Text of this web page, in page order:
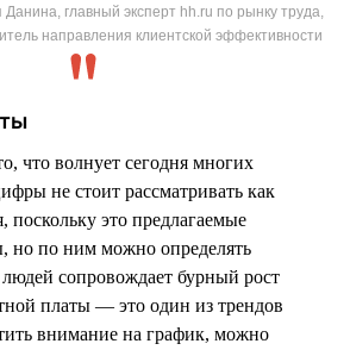
Данина, главный эксперт hh.ru по рынку труда,
направления клиентской эффективности
что волнует сегодня многих
не стоит рассматривать как
поскольку это предлагаемые
но по ним можно определять
сопровождает бурный рост
платы — это один из трендов
внимание на график, можно